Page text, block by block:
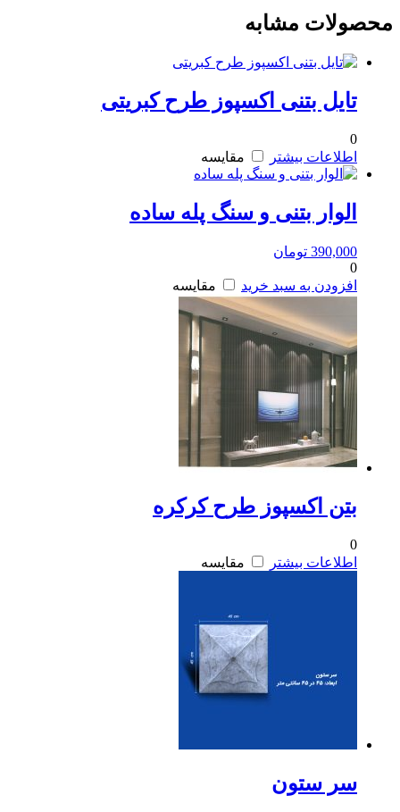
محصولات مشابه
تایل بتنی اکسپوز طرح کبریتی
0
اطلاعات بیشتر
مقایسه
الوار بتنی و سنگ پله ساده
390,000 تومان
0
افزودن به سبد خرید
مقایسه
بتن اکسپوز طرح کرکره
0
اطلاعات بیشتر
مقایسه
سر ستون